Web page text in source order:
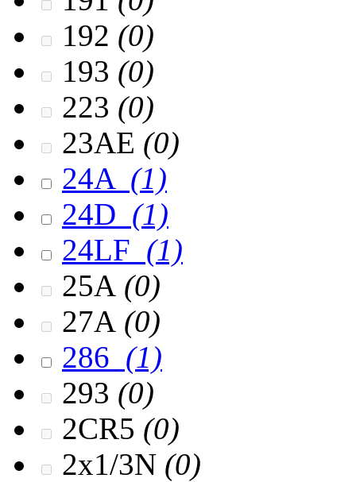
192 (0)
193 (0)
223 (0)
23AЕ (0)
24A (1)
24D (1)
24LF (1)
25A (0)
27A (0)
286 (1)
293 (0)
2CR5 (0)
2x1/3N (0)